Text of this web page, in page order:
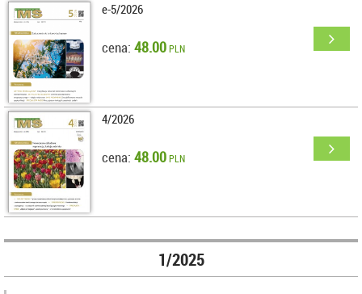
e-5/2026
cena: 48.00PLN
4/2026
cena: 48.00PLN
1/2025